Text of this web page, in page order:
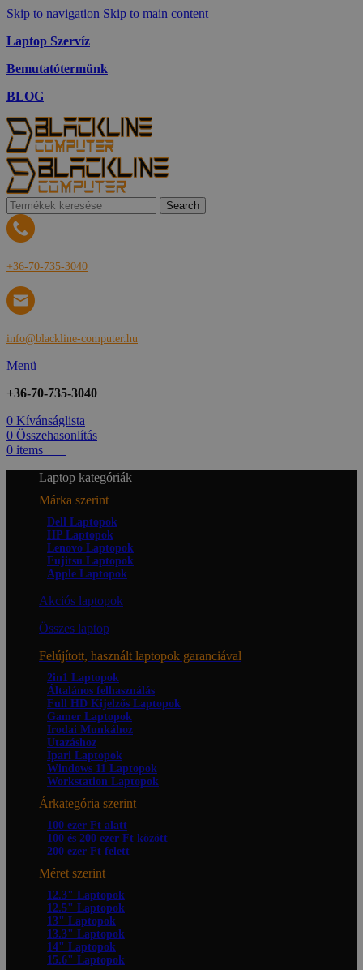
Skip to navigation Skip to main content
Laptop Szervíz
Bemutatótermünk
BLOG
Search
+36-70-735-3040
info@blackline-computer.hu
Menü
+36-70-735-3040
0 Kívánságlista
0 Összehasonlítás
0 items
Laptop kategóriák
Márka szerint
Dell Laptopok
HP Laptopok
Lenovo Laptopok
Fujitsu Laptopok
Apple Laptopok
Akciós laptopok
Összes laptop
Felújított, használt laptopok garanciával
2in1 Laptopok
Általános felhasználás
Full HD Kijelzős Laptopok
Gamer Laptopok
Irodai Munkához
Utazáshoz
Ipari Laptopok
Windows 11 Laptopok
Workstation Laptopok
Árkategória szerint
100 ezer Ft alatt
100 és 200 ezer Ft között
200 ezer Ft felett
Méret szerint
12.3" Laptopok
12.5" Laptopok
13" Laptopok
13.3" Laptopok
14" Laptopok
15.6" Laptopok